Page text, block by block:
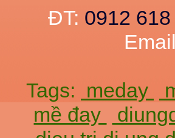
ĐT: 0912
Tags: meday
mề đay